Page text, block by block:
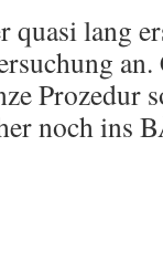
quasi lang
Prozedur
noch